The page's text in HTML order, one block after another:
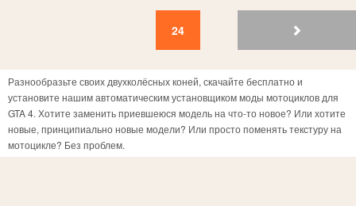
20 19 18 17 16 15
24
Разнообразьте своих двухколёсных коней, скачайте бесплатно и
установите нашим автоматическим установщиком моды мотоциклов для
GTA 4. Хотите заменить приевшеюся модель на что-то новое? Или хотите
новые, принципиально новые модели? Или просто поменять текстуру на
мотоцикле? Без проблем.